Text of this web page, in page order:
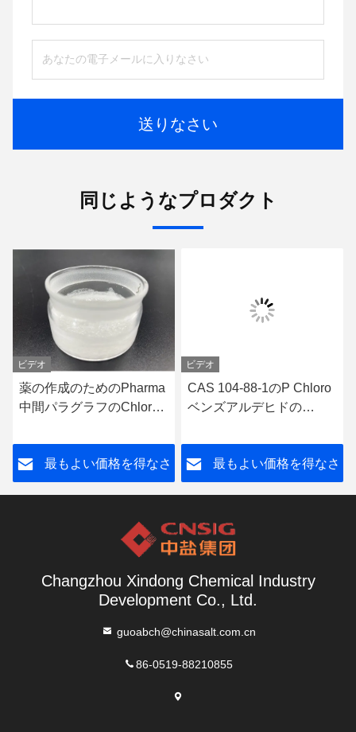
送りなさい
同じようなプロダクト
ビデオ
薬の作成のためのPharma
中間パラグラフのChloro
最もよい価格を得なさ
ビデオ
CAS 104-88-1のP Chloro
ベンズアルデヒドの
最もよい価格を得なさ
Changzhou Xindong Chemical Industry
Development Co., Ltd.
guoabch@chinasalt.com.cn
86-0519-88210855